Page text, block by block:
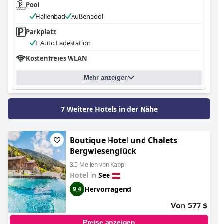
Pool
Hallenbad
Außenpool
Parkplatz
E Auto Ladestation
Kostenfreies WLAN
Mehr anzeigen
7 Weitere Hotels in der Nähe
Boutique Hotel und Chalets
Bergwiesenglück
3.5 Meilen von Kappl
Hotel in See
9,4 Hervorragend
Von 577 $
Preise anzeigen